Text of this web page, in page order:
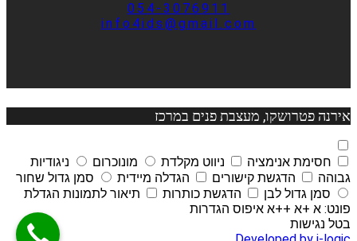
054-3076911
info4ids@gmail.com
אירנה פטרושקו, מעצבת פנים במרכז
חסימת אנימציה ניווט מקלדת מונוכרום
ניגודיות
גבוהה
הדגשת קישורים הגדלה מיידית
סמן גדול שחור
סמן גדול לבן
הדגשת כותרות תיאור לתמונות הגדלת
פונט: א +א ++א איפוס הגדרות
בטל נגישות